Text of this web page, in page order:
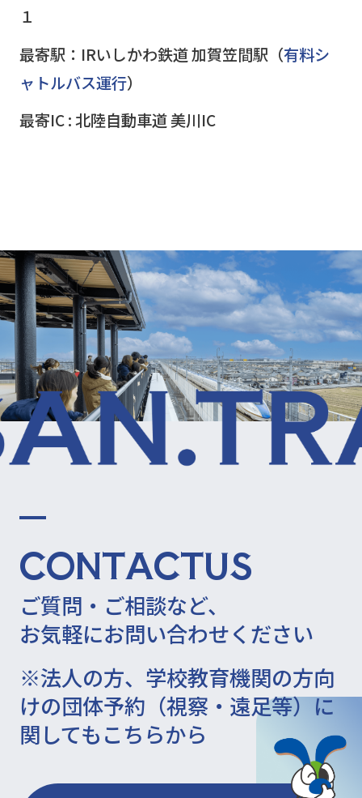
１
最寄駅：IRいしかわ鉄道 加賀笠間駅（有料シ
ャトルバス運行）
最寄IC : 北陸自動車道 美川IC
CONTACTUS
ご質問・ご相談など、
お気軽にお問い合わせください
※法人の方、学校教育機関の方向
けの団体予約（視察・遠足等）に
関してもこちらから